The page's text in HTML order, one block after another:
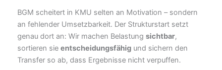
BGM scheitert in KMU selten an Motivation – sondern
an fehlender Umsetzbarkeit. Der Strukturstart setzt
genau dort an: Wir machen Belastung sichtbar,
sortieren sie entscheidungsfähigund sichern den
Transfer so ab, dass Ergebnisse nicht verpuffen.